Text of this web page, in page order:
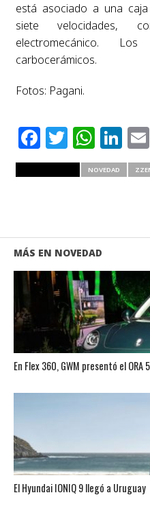
está asociado a una
siete velocidades,
electromecánico.
carbocerámicos.
Fotos: Pagani.
Facebook
Twitter
NOVEDAD
MÁS EN NOVEDAD
En Flex 360, GWM presentó el ORA 5
El Hyundai IONIQ 9 llegó a Uruguay